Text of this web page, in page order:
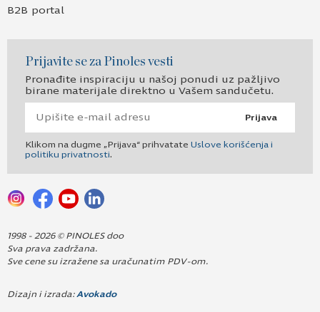
B2B portal
Prijavite se za Pinoles vesti
Pronađite inspiraciju u našoj ponudi uz pažljivo
birane materijale direktno u Vašem sandučetu.
Prijava
Klikom na dugme „Prijava“ prihvatate Uslove korišćenja i
politiku privatnosti.
1998 - 2026 © PINOLES doo
Sva prava zadržana.
Sve cene su izražene sa uračunatim PDV-om.
Dizajn i izrada: Avokado